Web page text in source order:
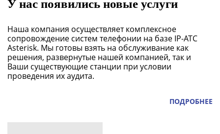
У нас появились новые услуги
Наша компания осуществляет комплексное
сопровождение систем телефонии на базе IP-АТС
Asterisk. Мы готовы взять на обслуживание как
решения, развернутые нашей компанией, так и
Ваши существующие станции при условии
проведения их аудита.
ПОДРОБНЕЕ